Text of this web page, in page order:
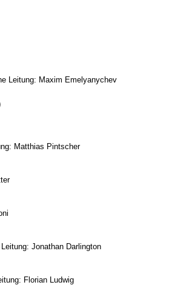
Leitung: Maxim Emelyanychev
Matthias Pintscher
Jonathan Darlington
Florian Ludwig